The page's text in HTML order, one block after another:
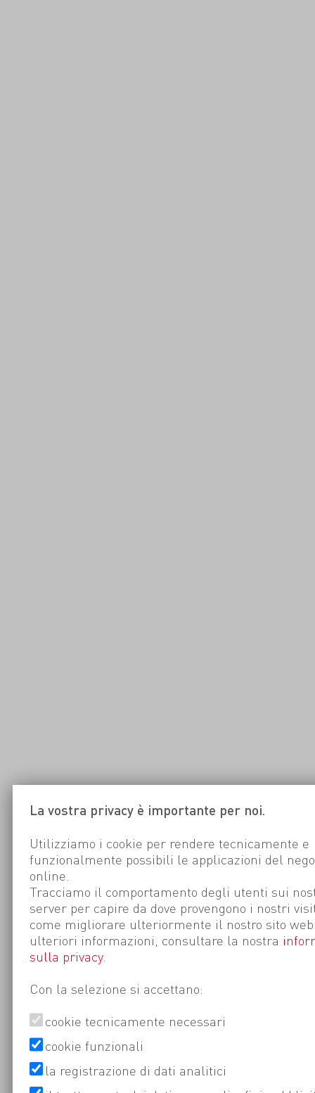
La vostra privacy è importante per noi.
Utilizziamo i cookie per rendere tecnicamente e
funzionalmente possibili le applicazioni del
online.
Tracciamo il comportamento degli utenti sui
server per capire da dove provengono i nostri
come migliorare ulteriormente il nostro sito
ulteriori informazioni, consultare la nostra
sulla privacy.
Con la selezione si accettano:
cookie tecnicamente necessari
cookie funzionali
la registrazione di dati analitici